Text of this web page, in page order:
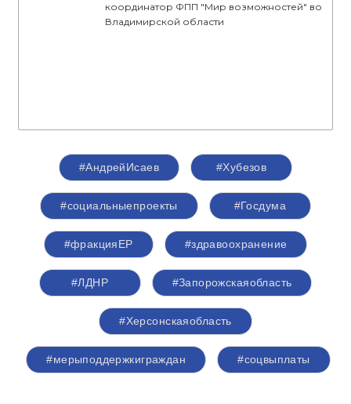
координатор ФПП "Мир возможностей" во
Владимирской области
#АндрейИсаев #Хубезов
#социальныепроекты #Госдума
#фракцияЕР #здравоохранение​
#ЛДНР #Запорожскаяобласть
#Херсонскаяобласть
#мерыподдержкиграждан #соцвыплаты